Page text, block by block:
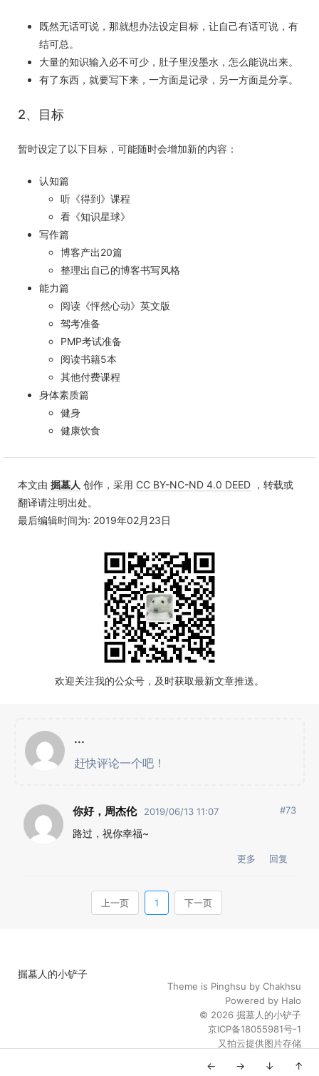
既然无话可说，那就想办法设定目标，让自己有话可说，有
结可总。
大量的知识输入必不可少，肚子里没墨水，怎么能说出来。
有了东西，就要写下来，一方面是记录，另一方面是分享。
2、目标
暂时设定了以下目标，可能随时会增加新的内容：
认知篇
听《得到》课程
看《知识星球》
写作篇
博客产出20篇
整理出自己的博客书写风格
能力篇
阅读《怦然心动》英文版
驾考准备
PMP考试准备
阅读书籍5本
其他付费课程
身体素质篇
健身
健康饮食
本文由 掘墓人 创作，采用 CC BY-NC-ND 4.0 DEED ，转载或
翻译请注明出处。
最后编辑时间为: 2019年02月23日
欢迎关注我的公众号，及时获取最新文章推送。
← → ↓ ↑
掘墓人的小铲子
Theme is Pinghsu by Chakhsu
Powered by Halo
© 2026 掘墓人的小铲子
京ICP备18055981号-1
又拍云提供图片存储